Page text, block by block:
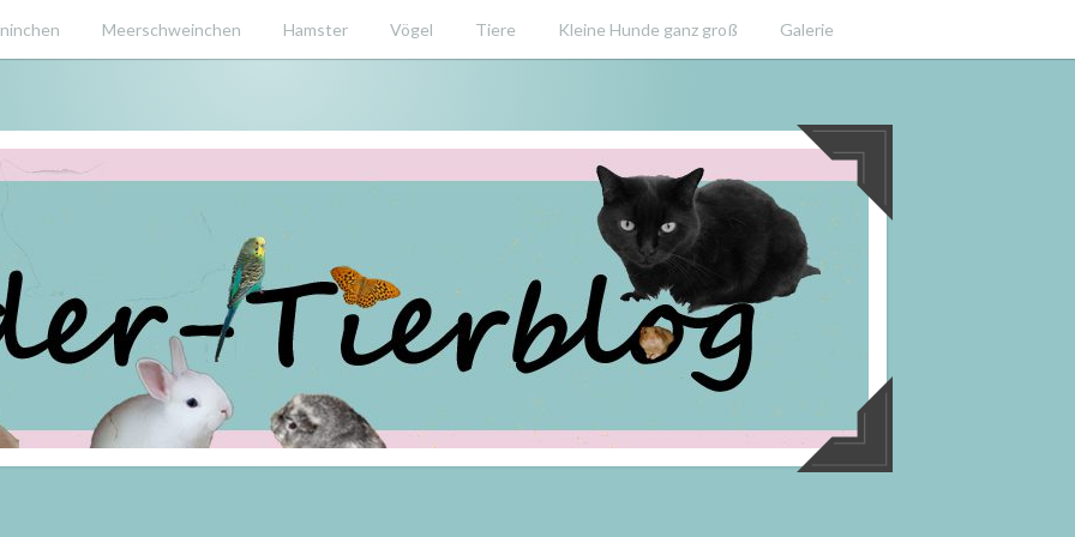
Meerschweinchen Hamster Vögel Tiere Kleine Hunde ganz groß Galerie